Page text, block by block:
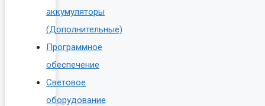
аккумуляторы
(Дополнительные)
Программное
обеспечение
Световое
оборудование